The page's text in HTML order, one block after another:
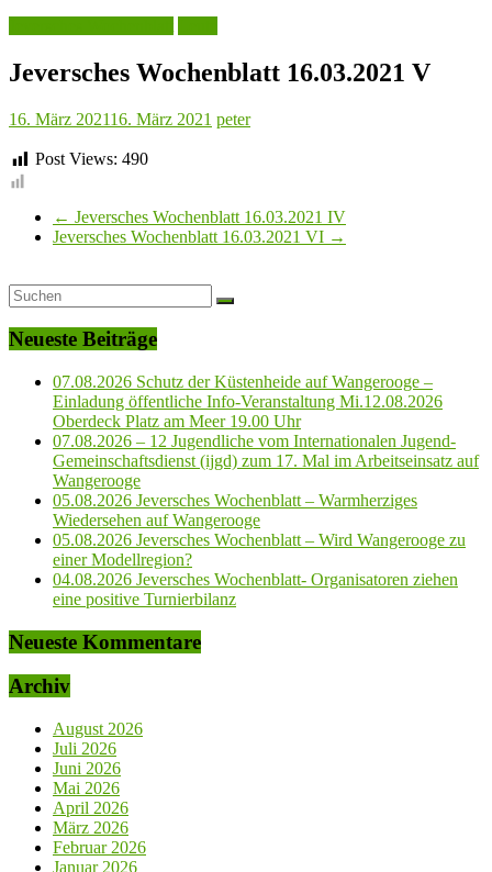
Jeversches Wochenblatt 16.03.2021 V
16. März 202116. März 2021 peter
Post Views: 490
← Jeversches Wochenblatt 16.03.2021 IV
Jeversches Wochenblatt 16.03.2021 VI →
Neueste Beiträge
07.08.2026 Schutz der Küstenheide auf Wangerooge –
Einladung öffentliche Info-Veranstaltung Mi.12.08.2026
Oberdeck Platz am Meer 19.00 Uhr
07.08.2026 – 12 Jugendliche vom Internationalen Jugend-
Gemeinschaftsdienst (ijgd) zum 17. Mal im Arbeitseinsatz auf
Wangerooge
05.08.2026 Jeversches Wochenblatt – Warmherziges
Wiedersehen auf Wangerooge
05.08.2026 Jeversches Wochenblatt – Wird Wangerooge zu
einer Modellregion?
04.08.2026 Jeversches Wochenblatt- Organisatoren ziehen
eine positive Turnierbilanz
Neueste Kommentare
Archiv
August 2026
Juli 2026
Juni 2026
Mai 2026
April 2026
März 2026
Februar 2026
Januar 2026